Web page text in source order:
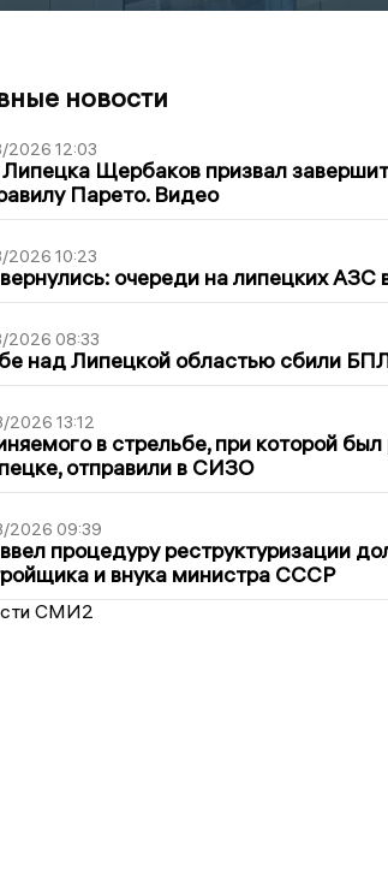
новости
2026 12:03
Щербаков призвал
Парето. Видео
2026 10:23
очереди на липецких АЗС
2026 08:33
над Липецкой областью сбили
2026 13:12
в стрельбе, при которой
отправили в СИЗО
2026 09:39
процедуру реструктуризации
и внука министра СССР
СМИ2